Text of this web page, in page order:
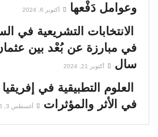
وعوامل دَفْعها
أكتوبر 6, 2024
الانتخابات التشريعية في
في مبارزة عن بُعْد بين
سال
أكتوبر 21, 2024
العلوم التطبيقية في
في الأثر والمؤثرات
أغسطس 3, 2026